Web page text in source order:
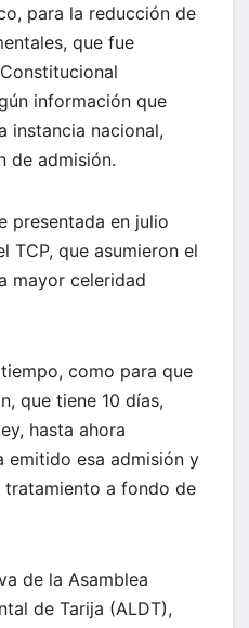
para la reducción de
que fue
información que
instancia nacional,
de admisión.
presentada en julio
TCP, que asumieron el
mayor celeridad
como para que
que tiene 10 días,
hasta ahora
emitido esa admisión y
a fondo de
de la Asamblea
de Tarija (ALDT),